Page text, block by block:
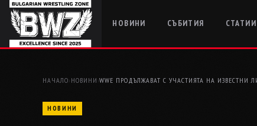
НОВИНИ СЪБИТИЯ СТАТИИ
НАЧАЛО› НОВИНИ ›WWE ПРОДЪЛЖАВАТ С УЧАСТИЯТА НА ИЗВЕСТНИ
НОВИНИ